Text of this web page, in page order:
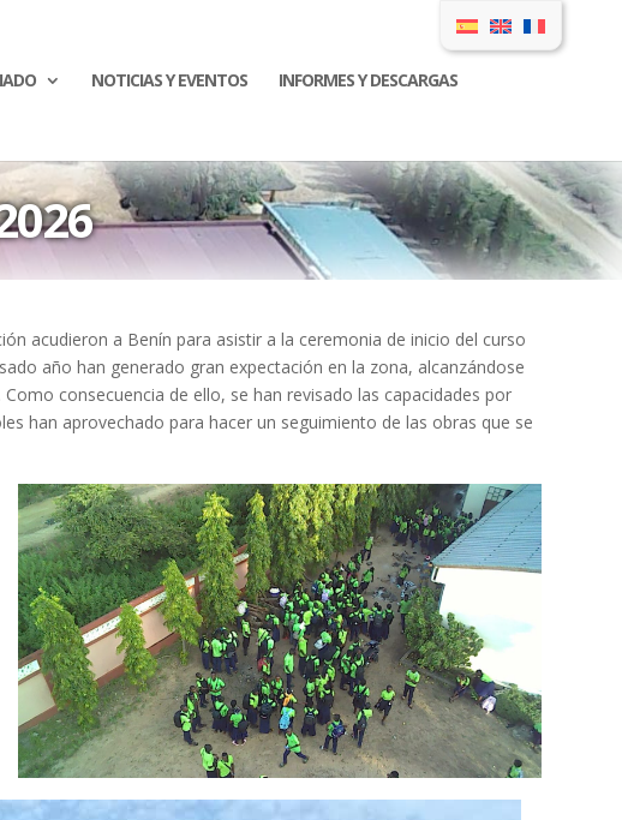
NOTICIAS Y EVENTOS INFORMES Y DESCARGAS
acudieron a Benín para asistir a la ceremonia de inicio del curso
año han generado gran expectación en la zona, alcanzándose
consecuencia de ello, se han revisado las capacidades por
han aprovechado para hacer un seguimiento de las obras que se